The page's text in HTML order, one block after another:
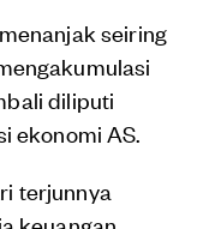
seiring
diliputi
ekonomi AS.
terjunnya